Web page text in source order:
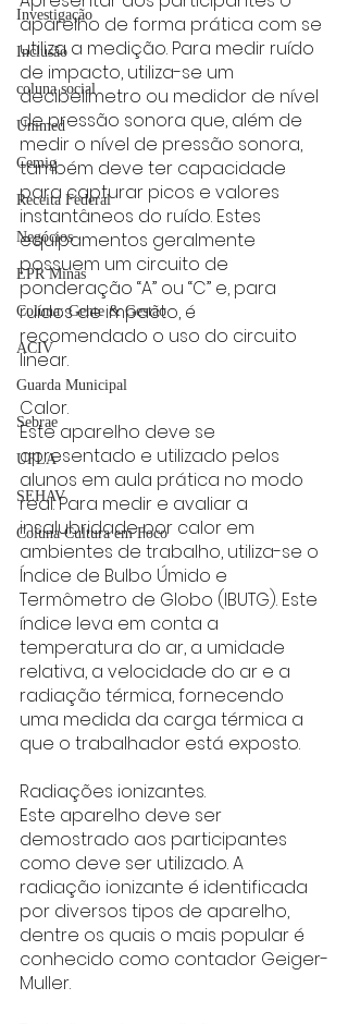
Investigação
Inclusão
coluna social
Unimed
Cemig
Receita Federal
Negócios
EPR Minas
Coluna: Gente & Gestão
ACIV
Guarda Municipal
Sebrae
UFLA
SEHAV
Coluna Cultura em Foco
aparelho de forma prática com se
utiliza a medição. Para medir ruído
de impacto, utiliza-se um
decibelímetro ou medidor de nível
de pressão sonora que, além de
medir o nível de pressão sonora,
também deve ter capacidade
para capturar picos e valores
instantâneos do ruído. Estes
equipamentos geralmente
possuem um circuito de
ponderação “A” ou “C” e, para
ruídos de impacto, é
recomendado o uso do circuito
linear.
Calor.
Este aparelho deve se
apresentado e utilizado pelos
alunos em aula prática no modo
real. Para medir e avaliar a
insalubridade por calor em
ambientes de trabalho, utiliza-se o
Índice de Bulbo Úmido e
Termômetro de Globo (IBUTG). Este
índice leva em conta a
temperatura do ar, a umidade
relativa, a velocidade do ar e a
radiação térmica, fornecendo
uma medida da carga térmica a
que o trabalhador está exposto.
Radiações ionizantes.
Este aparelho deve ser
demostrado aos participantes
como deve ser utilizado. A
radiação ionizante é identificada
por diversos tipos de aparelho,
dentre os quais o mais popular é
conhecido como contador Geiger-
Muller.